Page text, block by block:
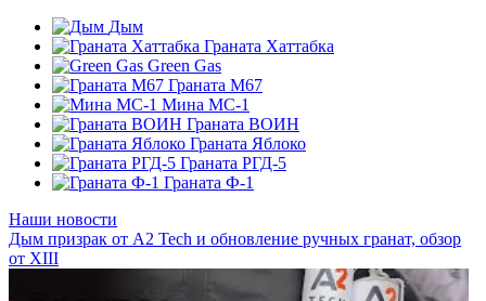
Дым
Граната Хаттабка
Green Gas
Граната М67
Мина МС-1
Граната ВОИН
Граната Яблоко
Граната РГД-5
Граната Ф-1
Наши новости
Дым призрак от А2 Tech и обновление ручных гранат, обзор
от XIII